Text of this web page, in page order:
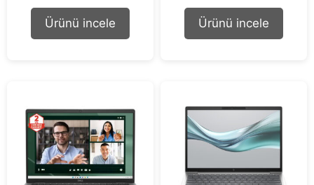
t
f
Ürünü incele
t
f
Ürünü incele